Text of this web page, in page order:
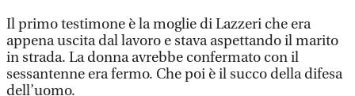
Il primo testimone è la moglie di Lazzeri che era
appena uscita dal lavoro e stava aspettando il marito
in strada. La donna avrebbe confermato con il
sessantenne era fermo. Che poi è il succo della difesa
dell’uomo.